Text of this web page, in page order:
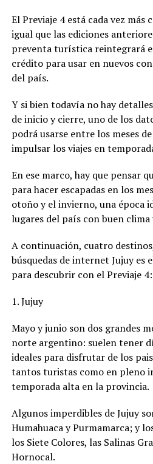
El Previaje 4 está cada vez más
igual que las ediciones
preventa turística reintegrará
crédito para usar en nuevos
del país.
Y si bien todavía no hay
de inicio y cierre, uno de los
podrá usarse entre los meses
impulsar los viajes en
En ese marco, hay que pensar
para hacer escapadas en los
otoño y el invierno, una época
lugares del país con buen
A continuación, cuatro
búsquedas de internet Jujuy es
para descubrir con el Previaje 4:
1. Jujuy
Mayo y junio son dos grandes
norte argentino: suelen tener
ideales para disfrutar de los
tantos turistas como en pleno
temporada alta en la provincia.
Algunos imperdibles de Jujuy
Humahuaca y Purmamarca; y
los Siete Colores, las Salinas
Hornocal.